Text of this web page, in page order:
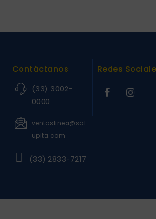
Contáctanos
(33) 3002-
0000
ventaslinea@sal
upita.com
(33) 2833-7217
Redes